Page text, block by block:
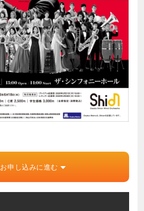
お申し込みに進む